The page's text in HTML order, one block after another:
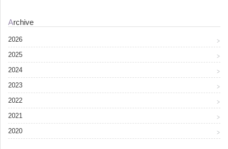
Archive
2026
2025
2024
2023
2022
2021
2020